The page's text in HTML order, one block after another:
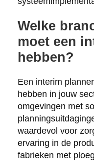
Welke
moet een
hebben?
Een interim
hebben in jouw
omgevingen met
waardevol voor
ervaring in de
fabrieken met